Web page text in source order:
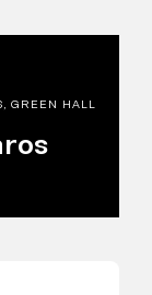
GREEN HALL